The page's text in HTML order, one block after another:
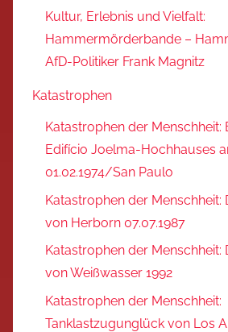
Kultur, Erlebnis und Vielfalt:
Hammermörderbande –
AfD-Politiker Frank Magnitz
Katastrophen
Katastrophen der Menschheit:
Edifício Joelma-Hochhauses
01.02.1974/San Paulo
Katastrophen der Menschheit:
von Herborn 07.07.1987
Katastrophen der Menschheit:
von Weißwasser 1992
Katastrophen der Menschheit:
Tanklastzugunglück von Los